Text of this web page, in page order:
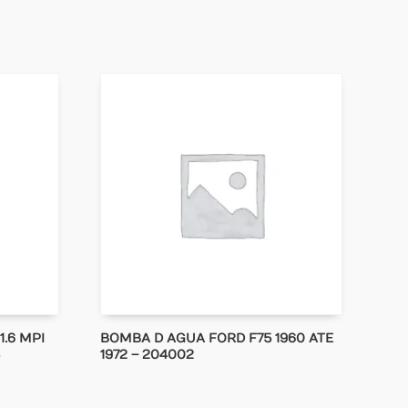
MPI
BOMBA D AGUA FORD F75 1960 ATE
1972 – 204002